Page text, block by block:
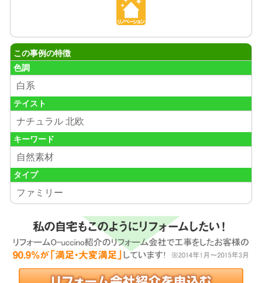
この事例の特徴
色調
白系
テイスト
ナチュラル 北欧
キーワード
自然素材
タイプ
ファミリー